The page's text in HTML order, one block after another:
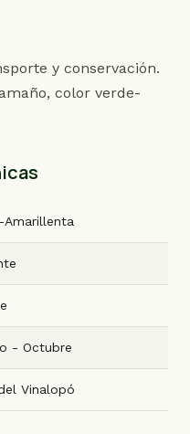
y conservación.
color verde-
Amarillenta
- Octubre
Vinalopó